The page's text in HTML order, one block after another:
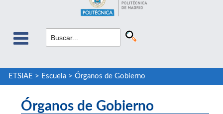
ETSIAE > Escuela> Órganos de Gobierno
Órganos de Gobierno